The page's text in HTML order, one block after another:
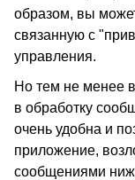
образом, вы
связанную с
управления.
Но тем не менее
в обработку
очень удобна и
приложение,
сообщениями